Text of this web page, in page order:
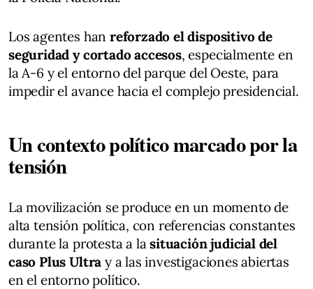
Los agentes han reforzado el dispositivo de
seguridad y cortado accesos, especialmente en
la A-6 y el entorno del parque del Oeste, para
impedir el avance hacia el complejo presidencial.
Un contexto político marcado por la
tensión
La movilización se produce en un momento de
alta tensión política, con referencias constantes
durante la protesta a lasituación judicial del
caso Plus Ultra y a las investigaciones abiertas
en el entorno político.